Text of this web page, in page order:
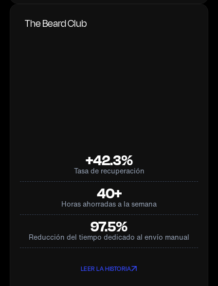
The Beard Club
+42.3%
Tasa de recuperación
40+
Horas ahorradas a la semana
97.5%
Reducción del tiempo dedicado al envío manual
LEER LA HISTORIA